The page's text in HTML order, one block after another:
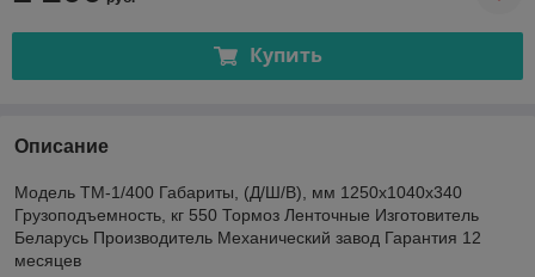
Купить
Описание
Модель ТМ-1/400 Габариты, (Д/Ш/В), мм 1250х1040х340
Грузоподъемность, кг 550 Тормоз Ленточные Изготовитель
Беларусь Производитель Механический завод Гарантия 12
месяцев